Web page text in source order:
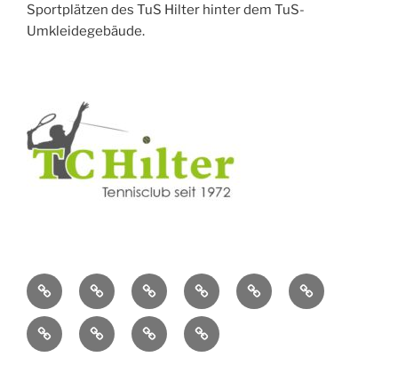
Sportplätzen des TuS Hilter hinter dem TuS-
Umkleidegebäude.
Berichte
der
letzten
Jahre
Über
unseren
Verein
Vereinsleben
im
TC
Hilter
Jugendtennis
im
TC
Hilter
Kontakt Mitgliedschaft
TNB-
Pokalfinale
Sommersaison
2026
Jugendpunktspielbetrieb
Juniorinnen
A